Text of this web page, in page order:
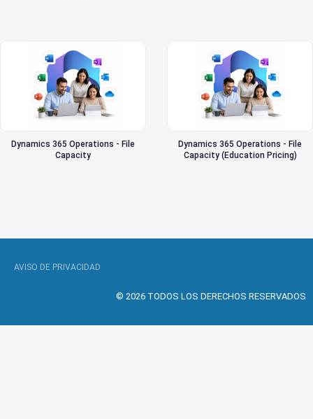
Dynamics 365 Operations - File
Capacity
Dynamics 365 Operations - File
Capacity (Education Pricing)
AVISO DE PRIVACIDAD
© 2026 TODOS LOS DERECHOS RESERVADOS